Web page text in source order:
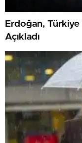
Erdoğan, Türkiye
Açıkladı